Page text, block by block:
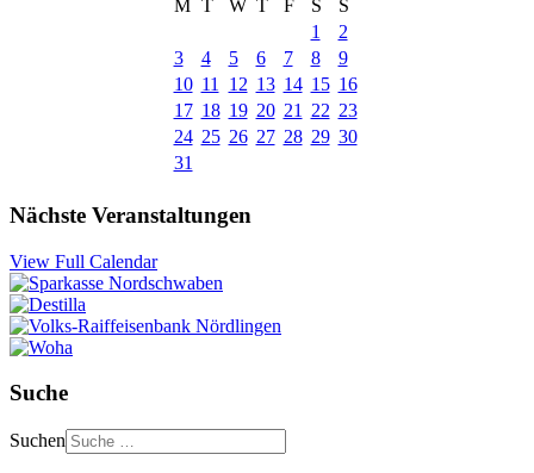
M T W T F S
S
1
2
3
4 5 6 7 8
9
10 11 12 13 14 15 16
17 18 19 20 21 22 23
24 25 26 27 28 29 30
31
Nächste Veranstaltungen
View Full Calendar
Suche
Suchen